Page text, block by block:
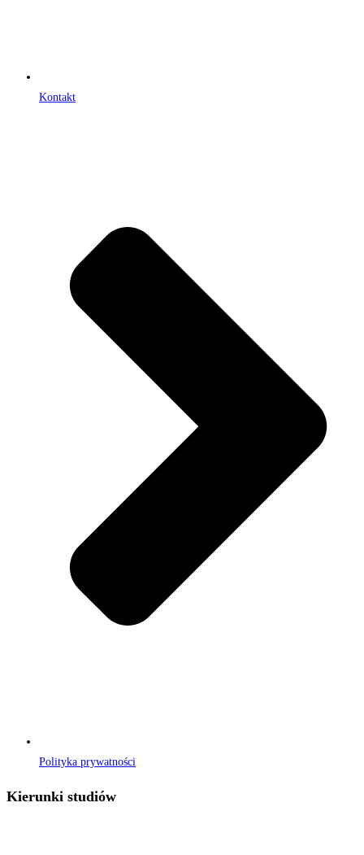
Kontakt
Polityka prywatności
Kierunki studiów